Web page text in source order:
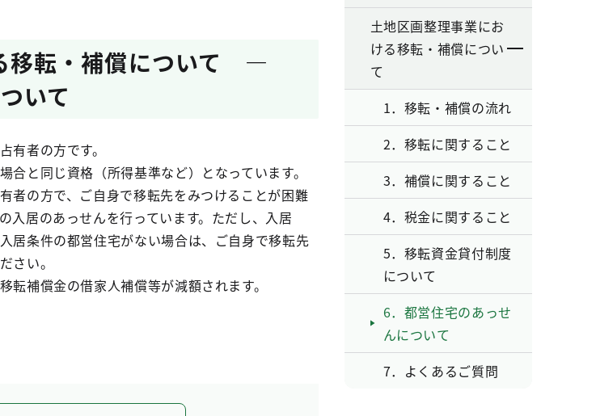
移転・補償について ―
いて
者の方です。
と同じ資格（所得基準など）となっています。
者の方で、ご自身で移転先をみつけることが困難
入居のあっせんを行っています。ただし、入居
居条件の都営住宅がない場合は、ご自身で移転先
さい。
補償金の借家人補償等が減額されます。
土地区画整理事業にお
ける移転・補償につい
て
1．移転・補償の流れ
2．移転に関すること
3．補償に関すること
4．税金に関すること
5．移転資金貸付制度
について
6．都営住宅のあっせ
んについて
7．よくあるご質問